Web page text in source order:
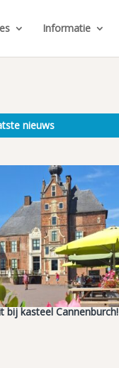
Informatie
nieuws
bij kasteel Cannenburch!